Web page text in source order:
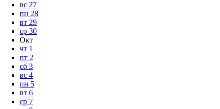
вс 27
пн 28
вт 29
ср 30
Окт
чт 1
пт 2
сб 3
вс 4
пн 5
вт 6
ср 7